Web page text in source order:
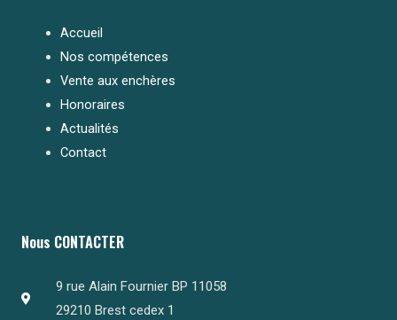
Accueil
Nos compétences
Vente aux enchères
Honoraires
Actualités
Contact
Nous CONTACTER
9 rue Alain Fournier BP 11058
29210 Brest cedex 1